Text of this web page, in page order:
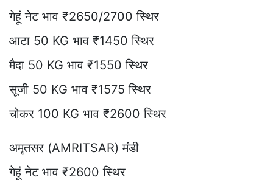
गेहूं नेट भाव ₹2650/2700 स्थिर
आटा 50 KG भाव ₹1450 स्थिर
मैदा 50 KG भाव ₹1550 स्थिर
सूजी 50 KG भाव ₹1575 स्थिर
चोकर 100 KG भाव ₹2600 स्थिर
अमृतसर (AMRITSAR) मंडी
गेहूं नेट भाव ₹2600 स्थिर